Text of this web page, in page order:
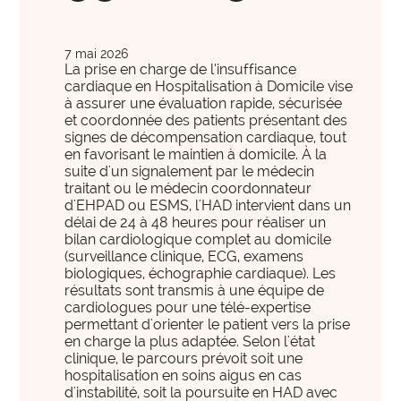
Panorama des solutions SI
Projets innovants
Télémédecine
Usage de l’IA
PARCOURS ET ACCOMPAGNEMENT MÉDICO-SOCIAL
Coordination et innovation dans les Parcours
Domicile et habitat intermédiaire
Performance des ESMS
Qualité d'accompagnement
Transformation de l’offre
demain.
Votre cockpit data
Votre Cockpit Data est le premier outil qui permet
d'accéder en un clin d'œil à 100 indicateurs de
pilotage stratégique alimentés automatiquement par
les données structurées et actualisées de votre
établissement.
Autodiagnostics
Des outils pour vous aider à évaluer la maturité de
vos projets et vous fournir des repères par rapport à
7 mai 2026
La prise en charge de l’insuffisance
cardiaque en Hospitalisation à Domicile vise
à assurer une évaluation rapide, sécurisée
et coordonnée des patients présentant des
signes de décompensation cardiaque, tout
en favorisant le maintien à domicile. À la
suite d'un signalement par le médecin
traitant ou le médecin coordonnateur
d'EHPAD ou ESMS, l'HAD intervient dans un
délai de 24 à 48 heures pour réaliser un
bilan cardiologique complet au domicile
(surveillance clinique, ECG, examens
biologiques, échographie cardiaque). Les
résultats sont transmis à une équipe de
cardiologues pour une télé-expertise
permettant d'orienter le patient vers la prise
en charge la plus adaptée. Selon l'état
clinique, le parcours prévoit soit une
hospitalisation en soins aigus en cas
d'instabilité, soit la poursuite en HAD avec